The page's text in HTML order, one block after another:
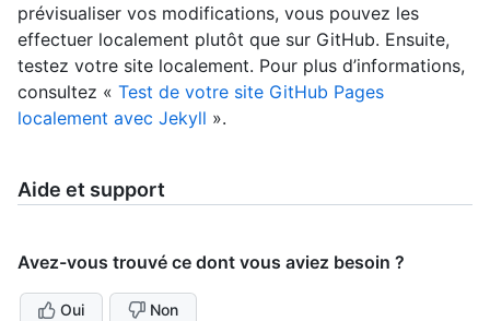
prévisualiser vos modifications, vous pouvez les
effectuer localement plutôt que sur GitHub. Ensuite,
testez votre site localement. Pour plus d’informations,
consultez « Test de votre site GitHub Pages
localement avec Jekyll ».
Aide et support
Avez-vous trouvé ce dont vous aviez besoin ?
Oui Non